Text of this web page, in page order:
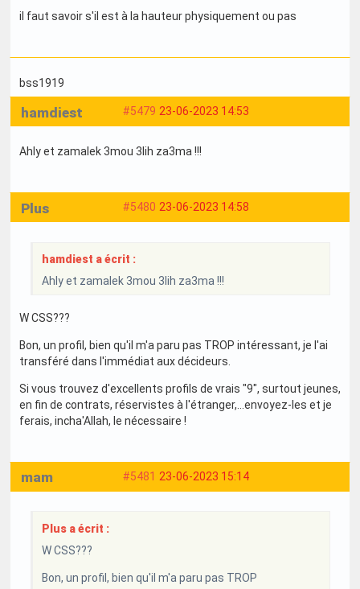
il faut savoir s'il est à la hauteur physiquement ou pas
bss1919
#5479 23-06-2023 14:53
hamdiest
Ahly et zamalek 3mou 3lih za3ma !!!
#5480 23-06-2023 14:58
Plus
hamdiest a écrit :
Ahly et zamalek 3mou 3lih za3ma !!!
W CSS???
Bon, un profil, bien qu'il m'a paru pas TROP intéressant, je l'ai
transféré dans l'immédiat aux décideurs.
Si vous trouvez d'excellents profils de vrais "9", surtout jeunes,
en fin de contrats, réservistes à l'étranger,...envoyez-les et je
ferais, incha'Allah, le nécessaire !
#5481 23-06-2023 15:14
mam
Plus a écrit :
W CSS???
Bon, un profil, bien qu'il m'a paru pas TROP